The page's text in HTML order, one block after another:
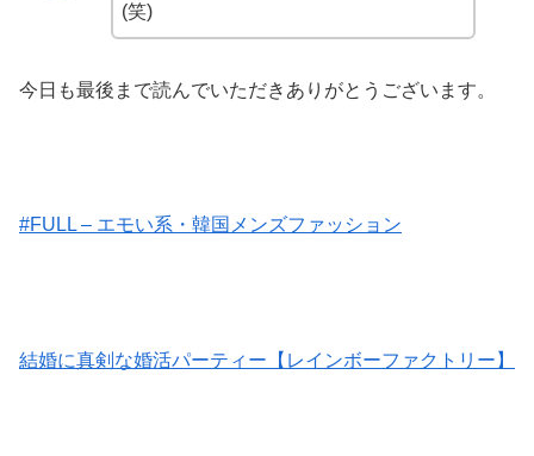
(笑)
今日も最後まで読んでいただきありがとうございます。
#FULL – エモい系・韓国メンズファッション
結婚に真剣な婚活パーティー【レインボーファクトリー】